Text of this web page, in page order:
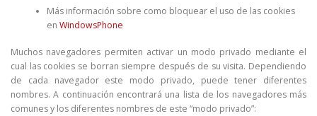
Más información sobre como bloquear el uso de las cookies
en WindowsPhone
Muchos navegadores permiten activar un modo privado mediante el
cual las cookies se borran siempre después de su visita. Dependiendo
de cada navegador este modo privado, puede tener diferentes
nombres. A continuación encontrará una lista de los navegadores más
comunes y los diferentes nombres de este “modo privado”: